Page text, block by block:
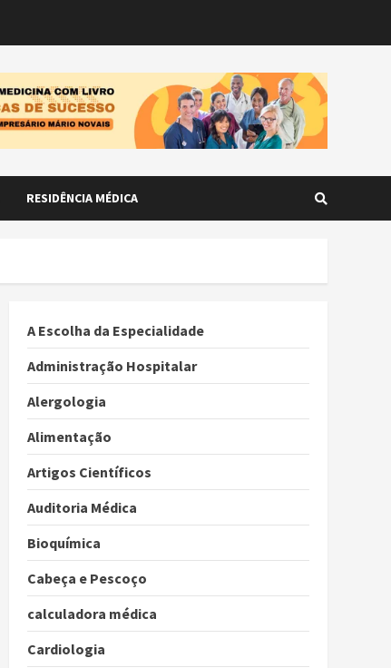
RESIDÊNCIA MÉDICA
A Escolha da Especialidade
Administração Hospitalar
Alergologia
Alimentação
Artigos Científicos
Auditoria Médica
Bioquímica
Cabeça e Pescoço
calculadora médica
Cardiologia